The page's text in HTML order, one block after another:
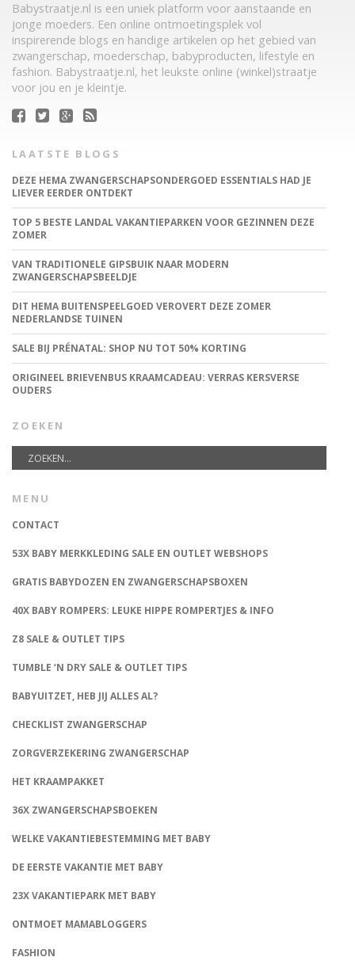
Babystraatje.nl is een uniek platform voor aanstaande en
jonge moeders. Een online ontmoetingsplek vol
inspirerende blogs en handige artikelen op het gebied van
zwangerschap, moederschap, babyproducten, lifestyle en
fashion. Babystraatje.nl, het leukste online (winkel)straatje
voor jou en je kleintje.
LAATSTE BLOGS
DEZE HEMA ZWANGERSCHAPSONDERGOED ESSENTIALS HAD JE
LIEVER EERDER ONTDEKT
TOP 5 BESTE LANDAL VAKANTIEPARKEN VOOR GEZINNEN DEZE
ZOMER
VAN TRADITIONELE GIPSBUIK NAAR MODERN
ZWANGERSCHAPSBEELDJE
DIT HEMA BUITENSPEELGOED VEROVERT DEZE ZOMER
NEDERLANDSE TUINEN
SALE BIJ PRÉNATAL: SHOP NU TOT 50% KORTING
ORIGINEEL BRIEVENBUS KRAAMCADEAU: VERRAS KERSVERSE
OUDERS
ZOEKEN
MENU
CONTACT
53X BABY MERKKLEDING SALE EN OUTLET WEBSHOPS
GRATIS BABYDOZEN EN ZWANGERSCHAPSBOXEN
40X BABY ROMPERS: LEUKE HIPPE ROMPERTJES & INFO
Z8 SALE & OUTLET TIPS
TUMBLE ‘N DRY SALE & OUTLET TIPS
BABYUITZET, HEB JIJ ALLES AL?
CHECKLIST ZWANGERSCHAP
ZORGVERZEKERING ZWANGERSCHAP
HET KRAAMPAKKET
36X ZWANGERSCHAPSBOEKEN
WELKE VAKANTIEBESTEMMING MET BABY
DE EERSTE VAKANTIE MET BABY
23X VAKANTIEPARK MET BABY
ONTMOET MAMABLOGGERS
FASHION